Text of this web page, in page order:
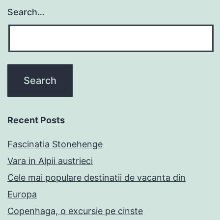
Search…
Recent Posts
Fascinatia Stonehenge
Vara in Alpii austrieci
Cele mai populare destinatii de vacanta din
Europa
Copenhaga, o excursie pe cinste